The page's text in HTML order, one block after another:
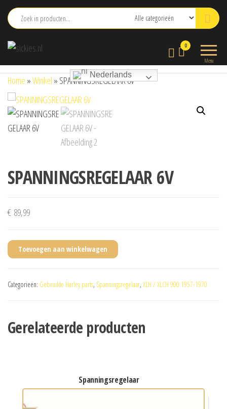
naar
inhoud
Menu
0
Nederlands
Home »Winkel » SPANNINGSREGELAAR 6V
SPANNINGSREGELAAR 6V
€ 89,99
Toevoegen aan winkelwagen
Categorieën: Gebruikte Harley parts, Spanningsregelaar, XLH / XLCH 900 1957-1970
Gerelateerde producten
spanningsregelaar